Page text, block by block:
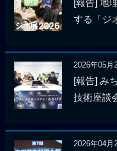
[報告] 地
する「ジ
2026年05月
[報告] み
技術座談
2026年04月